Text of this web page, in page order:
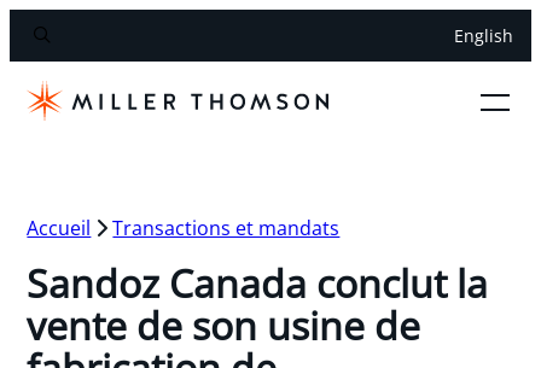
English
Accueil Transactions et mandats
Sandoz Canada conclut la
vente de son usine de